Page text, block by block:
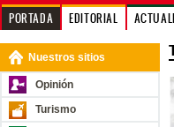
PORTADA EDITORIAL
Nuestros sitios
Opinión
Turismo